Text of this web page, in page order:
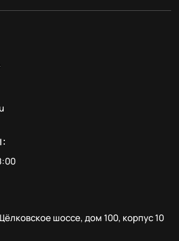
шоссе, дом 100, корпус 10